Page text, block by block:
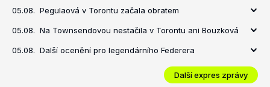
05.08. Pegulaová v Torontu začala obratem
05.08. Na Townsendovou nestačila v Torontu ani Bouzková
05.08. Další ocenění pro legendárního Federera
Další expres zprávy